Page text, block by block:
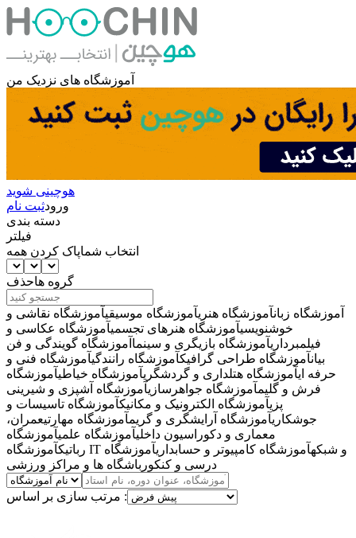
آموزشگاه های نزدیک من
هوچینی شوید
ورودثبت نام
دسته بندی
فیلتر
انتخاب شماپاک کردن همه
گروه هاحذف
آموزشگاه زبانآموزشگاه هنریآموزشگاه موسیقیآموزشگاه نقاشی و
خوشنویسیآموزشگاه هنرهای تجسمیآموزشگاه عکاسی و
فیلمبرداریآموزشگاه بازیگری و سینما آموزشگاه گویندگی و فن
بیانآموزشگاه طراحی گرافیکآموزشگاه رانندگیآموزشگاه فنی و
حرفه ایآموزشگاه هتلداری و گردشگریآموزشگاه خیاطیآموزشگاه
فرش و گلیمآموزشگاه جواهرسازیآموزشگاه آشپزی و شیرینی
پزیآموزشگاه الکترونیک و مکانیکآموزشگاه تاسیسات و
جوشکاریآموزشگاه آرایشگری و گریمآموزشگاه مهارتیعمران،
معماری و دکوراسیون داخلیآموزشگاه علمیآموزشگاه
رباتیک
آموزشگاه IT و شبکهآموزشگاه کامپیوتر و حسابداریآموزشگاه
درسی و کنکور باشگاه ها و مراکز ورزشی
مرتب سازی بر اساس :